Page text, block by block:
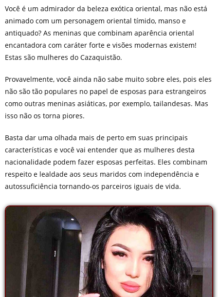
Você é um admirador da beleza exótica oriental, mas não está
animado com um personagem oriental tímido, manso e
antiquado? As meninas que combinam aparência oriental
encantadora com caráter forte e visões modernas existem!
Estas são mulheres do Cazaquistão.
Provavelmente, você ainda não sabe muito sobre eles, pois eles
não são tão populares no papel de esposas para estrangeiros
como outras meninas asiáticas, por exemplo, tailandesas. Mas
isso não os torna piores.
Basta dar uma olhada mais de perto em suas principais
características e você vai entender que as mulheres desta
nacionalidade podem fazer esposas perfeitas. Eles combinam
respeito e lealdade aos seus maridos com independência e
autossuficiência tornando-os parceiros iguais de vida.